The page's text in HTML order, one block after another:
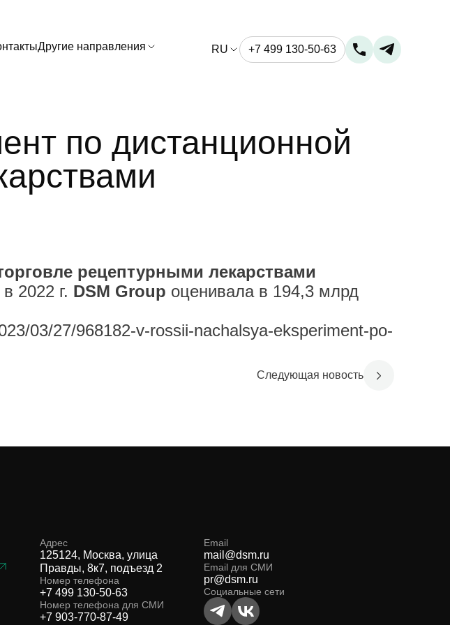
Другие направления RU +7 499 130-50-63
по дистанционной
рецептурными лекарствами
2022 г. DSM Group оценивала в 194,3 млрд
03/27/968182-v-rossii-nachalsya-eksperiment-po-
Следующая новость
Адрес
125124, Москва, улица
Правды, 8к7, подъезд 2
Номер телефона
+7 499 130-50-63
Номер телефона для СМИ
+7 903-770-87-49
Email
mail@dsm.ru
Email для СМИ
pr@dsm.ru
Социальные сети